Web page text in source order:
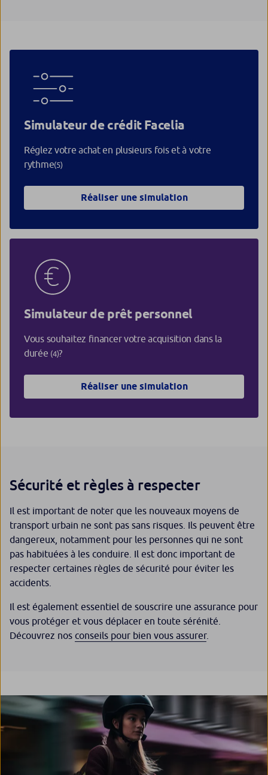
Simulateur de crédit Facelia
Réglez votre achat en plusieurs fois et à votre
rythme(5)
Réaliser une simulation
Simulateur de prêt personnel
Vous souhaitez financer votre acquisition dans la
durée (4)?
Réaliser une simulation
Sécurité et règles à respecter
Il est important de noter que les nouveaux moyens de
transport urbain ne sont pas sans risques. Ils peuvent être
dangereux, notamment pour les personnes qui ne sont
pas habituées à les conduire. Il est donc important de
respecter certaines règles de sécurité pour éviter les
accidents.
Il est également essentiel de souscrire une assurance pour
vous protéger et vous déplacer en toute sérénité.
Découvrez nos conseils pour bien vous assurer.